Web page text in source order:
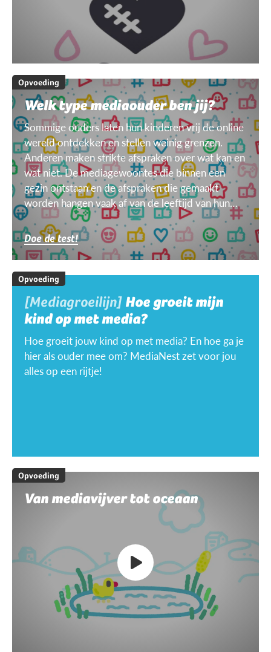
Opvoeding
Welk type mediaouder ben jij?
Sommige ouders laten hun kinderen vrij de online
wereld ontdekken en stellen weinig grenzen.
Anderen maken strikte afspraken over wat kan en
wat niet. De mediagewoontes die binnen een
gezin ontstaan en de afspraken die gemaakt
worden hangen vaak af van de leeftijd van hun
kinderen, van het doel, het toestel, het weer ...
Doe de test!
Opvoeding
[Mediagroeilijn] Hoe groeit mijn
kind op met media?
Hoe groeit jouw kind op met media? En hoe ga je
hier als ouder mee om? MediaNest zet voor jou
alles op een rijtje!
Opvoeding
Van mediavijver tot oceaan